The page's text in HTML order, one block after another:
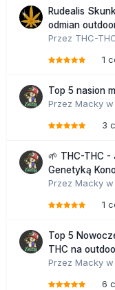
Rudealis
odmian
Przez THC-
1
Top 5 nasion
Przez Macky w
3
🌱 THC-THC -
Genetyką
Przez Macky w
1
Top 5
THC na
Przez Macky w
6